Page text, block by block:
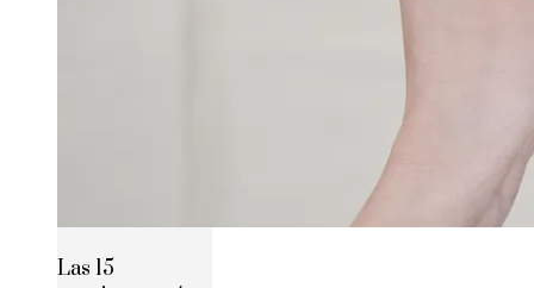
Las 15